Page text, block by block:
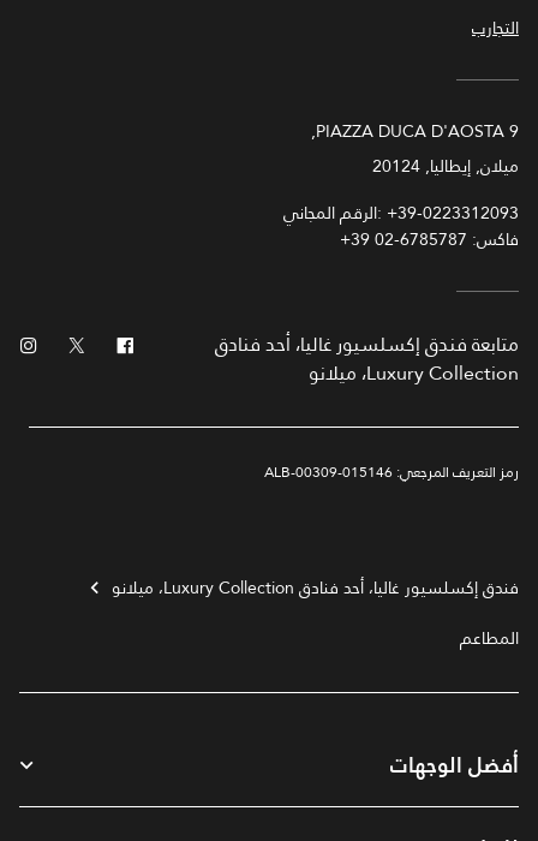
التجارب
PIAZZA DUCA D'AOSTA 9,
ميلان, إيطاليا, 20124
الرقم المجاني: +39-0223312093
فاكس: +39 02-6785787
متابعةفندق إكسلسيور غاليا، أحد فنادق
Luxury Collection، ميلانو
فيس بوكتويتر
رمز التعريف المرجعي:015146-ALB-00309
فندق إكسلسيور غاليا، أحد فنادق Luxury Collection، ميلانو
المطاعم
أفضل الوجهات